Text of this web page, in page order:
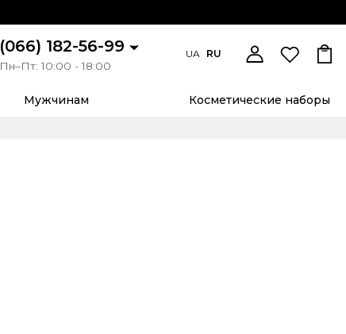
(066) 182-56-99
Пн–Пт: 10:00 - 18:00
UA RU
Мужчинам Косметические наборы